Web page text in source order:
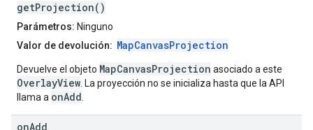
getProjection()
Parámetros: Ninguno
Valor de devolución: MapCanvasProjection
Devuelve el objeto MapCanvasProjection asociado a este
OverlayView . La proyección no se inicializa hasta que la API
llama a onAdd
onAdd